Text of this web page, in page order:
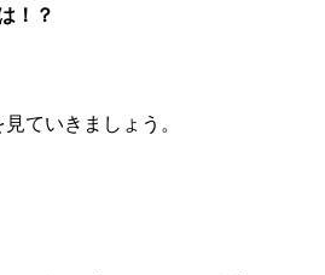
！？
見ていきましょう。